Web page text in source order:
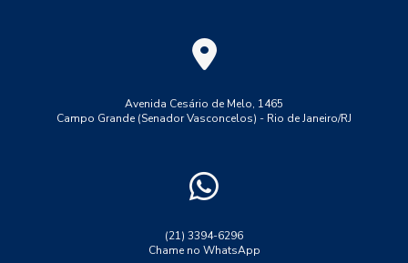
ensaio de tração convencional
ensaio de tração do aço ca 50
ensaio de tração propriedades mecanicas
ensaio destrutivo dureza
ensaio lp solda
Avenida Cesário de Melo, 1465
Campo Grande (Senador Vasconcelos) - Rio de Janeiro/RJ
(21) 3394-6296
Chame no WhatsApp